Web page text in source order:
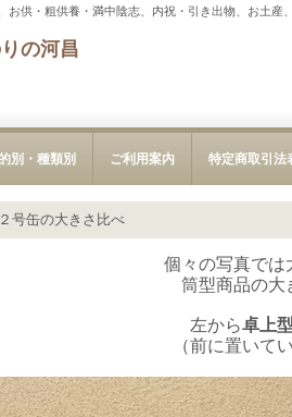
お供・粗供養・満中陰志、内祝・引き出物、お
の河昌
別・種類別 ご利用案内 特定商取引法
号缶の大きさ比べ
個々の写真では
筒型商品の大
左から卓上
（前に置いて